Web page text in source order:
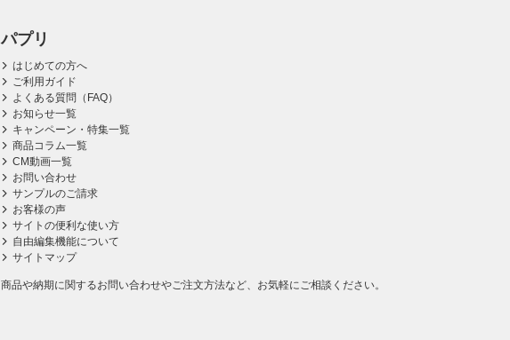
パプリ
はじめての方へ
ご利用ガイド
よくある質問（FAQ）
お知らせ一覧
キャンペーン・特集一覧
商品コラム一覧
CM動画一覧
お問い合わせ
サンプルのご請求
お客様の声
サイトの便利な使い方
自由編集機能について
サイトマップ
商品や納期に関するお問い合わせやご注文方法など、お気軽にご相談ください。